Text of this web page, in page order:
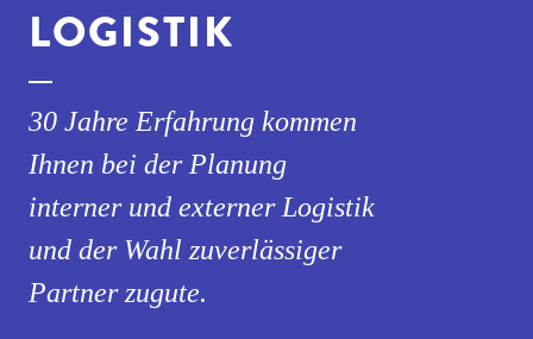
LOGISTIK
30 Jahre Erfahrung kommen
Ihnen bei der Planung
interner und externer Logistik
und der Wahl zuverlässiger
Partner zugute.